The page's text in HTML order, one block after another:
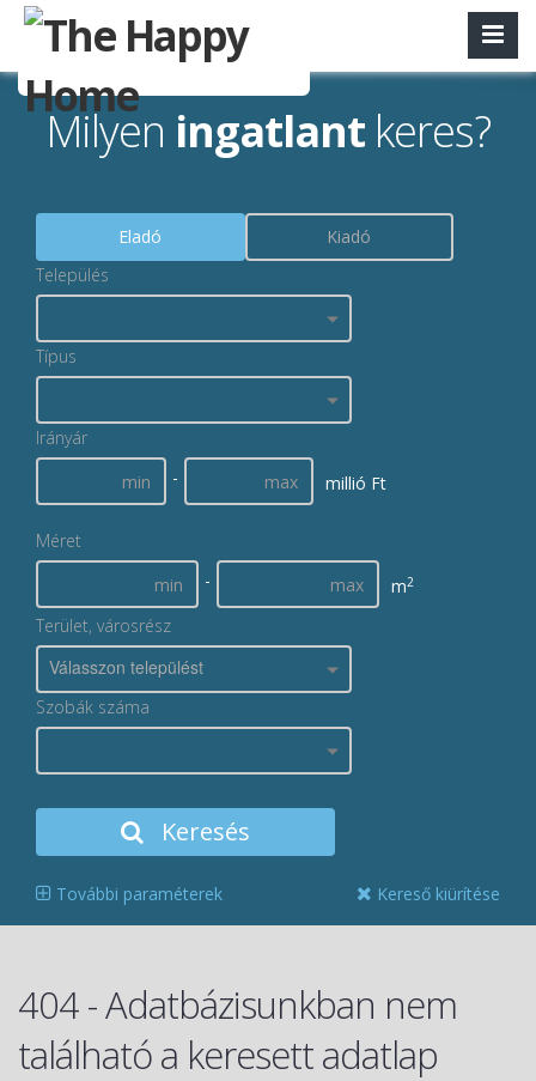
Milyen ingatlant keres?
Eladó
Kiadó
Település
Típus
Irányár
-
millió Ft
Méret
-
m2
Terület, városrész
Válasszon települést
Szobák száma
Keresés
További paraméterek Kereső kiürítése
404 - Adatbázisunkban nem
található a keresett adatlap